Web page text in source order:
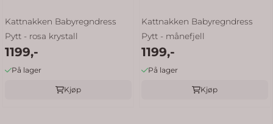
Kattnakken Babyregndress
Pytt - rosa krystall
1199,-
På lager
Kjøp
Kattnakken Babyregndress
Pytt - månefjell
1199,-
På lager
Kjøp